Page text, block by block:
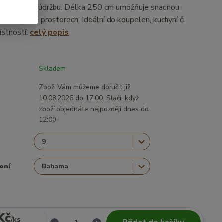
usnadňuje údržbu. Délka 250 cm umožňuje snadnou
prostorech. Ideální do koupelen, kuchyní či
celý popis
Skladem
Zboží Vám můžeme doručit již
10.08.2026 do 17:00. Stačí, když
zboží objednáte nejpozději dnes do
12:00
/ks